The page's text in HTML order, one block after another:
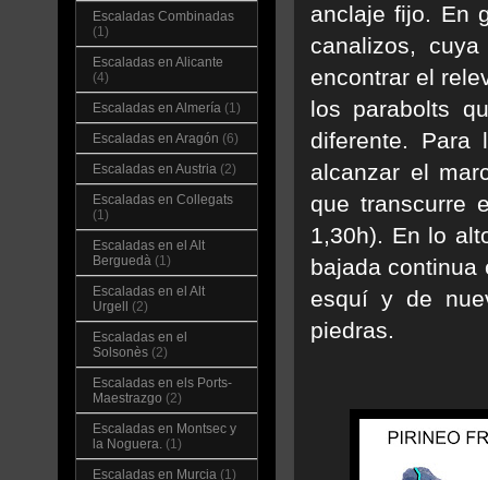
anclaje fijo. En
canalizos,
encontrar el
los parabolts
diferente. Para
alcanzar el
que transcurre
1,30h). En lo
bajada continua
esquí y de
piedras.
Escaladas Combinadas
(1)
Escaladas en Alicante
(4)
Escaladas en Almería (1)
Escaladas en Aragón (6)
Escaladas en Austria (2)
Escaladas en Collegats
(1)
Escaladas en el Alt
Berguedà (1)
Escaladas en el Alt
Urgell (2)
Escaladas en el
Solsonès (2)
Escaladas en els Ports-
Maestrazgo (2)
Escaladas en Montsec y
la Noguera. (1)
Escaladas en Murcia (1)